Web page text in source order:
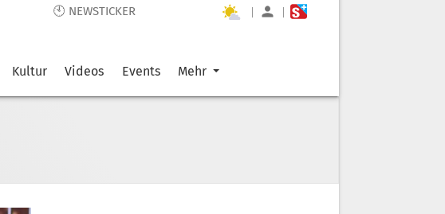
🕙 NEWSTICKER | |
Kultur Videos Events Mehr